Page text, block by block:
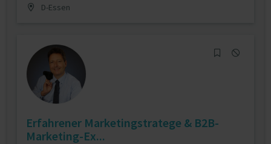
D-Essen
Erfahrener Marketingstratege & B2B-
Marketing-Ex...